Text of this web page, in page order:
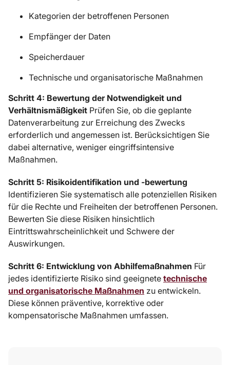
Kategorien der betroffenen Personen
Empfänger der Daten
Speicherdauer
Technische und organisatorische Maßnahmen
Schritt 4: Bewertung der Notwendigkeit und
Verhältnismäßigkeit Prüfen Sie, ob die geplante
Datenverarbeitung zur Erreichung des Zwecks
erforderlich und angemessen ist. Berücksichtigen Sie
dabei alternative, weniger eingriffsintensive
Maßnahmen.
Schritt 5: Risikoidentifikation und -bewertung
Identifizieren Sie systematisch alle potenziellen Risiken
für die Rechte und Freiheiten der betroffenen Personen.
Bewerten Sie diese Risiken hinsichtlich
Eintrittswahrscheinlichkeit und Schwere der
Auswirkungen.
Schritt 6: Entwicklung von Abhilfemaßnahmen Für
jedes identifizierte Risiko sind geeignete technische
und organisatorische Maßnahmen zu entwickeln.
Diese können präventive, korrektive oder
kompensatorische Maßnahmen umfassen.